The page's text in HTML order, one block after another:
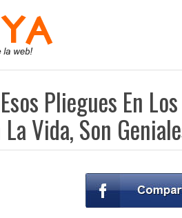
Pliegues En
Vida, Son